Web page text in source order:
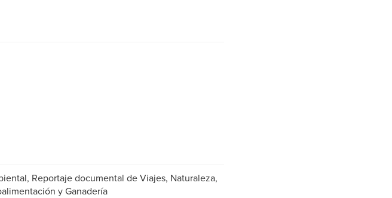
Reportaje documental de Viajes, Naturaleza,
y Ganadería